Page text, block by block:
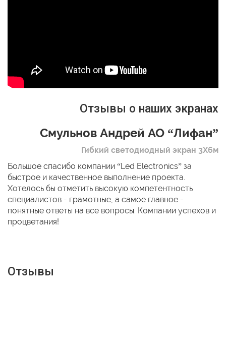
Отзывы о наших экранах
Смульнов Андрей АО “Лифан”
Гибкий светодиодный экран 3Х6м
Большое спасибо компании “Led Electronics” за
быстрое и качественное выполнение проекта.
Хотелось бы отметить высокую компетентность
специалистов - грамотные, а самое главное -
понятные ответы на все вопросы. Компании успехов и
процветания!
Отзывы